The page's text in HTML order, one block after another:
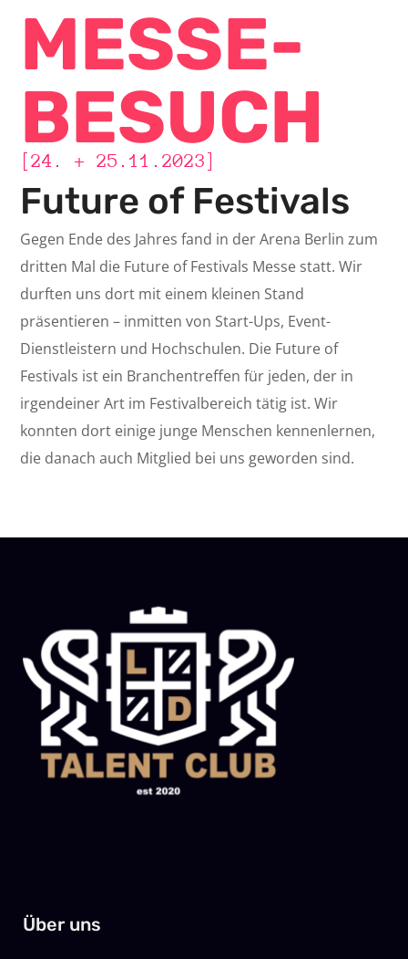
MESSE­­
BESUCH
[24. + 25.11.2023]
Future of Festivals
Gegen Ende des Jahres fand in der Arena Berlin zum
dritten Mal die Future of Festivals Messe statt. Wir
durften uns dort mit einem kleinen Stand
präsentieren – inmitten von Start-Ups, Event-
Dienstleistern und Hochschulen. Die Future of
Festivals ist ein Branchentreffen für jeden, der in
irgendeiner Art im Festivalbereich tätig ist. Wir
konnten dort einige junge Menschen kennenlernen,
die danach auch Mitglied bei uns geworden sind.
Über uns